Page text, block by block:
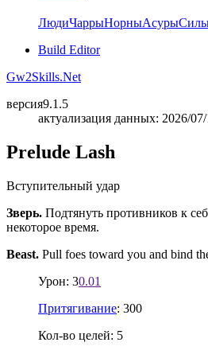
ЛюдиЧаррыНорныАсуры
Build Editor
Gw2Skills.Net
версия9.1.5
актуализация данных: 2026/07/
Prelude Lash
Вступительный удар
Зверь. Подтянуть противников к
некоторое время.
Beast. Pull foes toward you and bind
Урон: 30.01
Притягивание: 300
Кол-во целей: 5